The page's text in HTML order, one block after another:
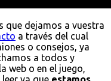
que dejamos a vuestra
a través del cual
o consejos, ya
a todos y
web o en el juego,